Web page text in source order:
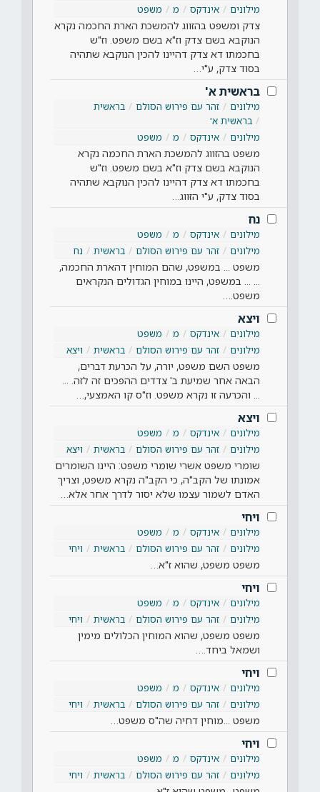
מילונים
אינדקס מ משפט
צדק ומשפט בהזווג להמשכת הארת החכמה נקרא
הנוקבא בשם צדק וז"א בשם משפט. וז"ש
בחכמתו דא צדק דהיינו להכין הנוקבא שתהיה
בסוד צדק, ע"י…
בראשית א'
מילונים זהר עם פירוש הסולם
בראשית
בראשית א'
מילונים
אינדקס מ משפט
משפט בהזווג להמשכת הארת החכמה נקרא
הנוקבא בשם צדק וז"א בשם משפט. וז"ש
בחכמתו דא צדק דהיינו להכין הנוקבא שתהיה
בסוד צדק, ע"י הזווג…
נח
מילונים אינדקס מ
משפט
מילונים
זהר עם פירוש הסולם בראשית נח
משפט ... במשפט, שהם המוחין דהארת החכמה,
... ... במשפט, היינו במוחין הגדולים הנקראים
משפט.…
ויצא
מילונים אינדקס מ
משפט
מילונים
זהר עם פירוש הסולם בראשית ויצא
משפט השם משפט, יורה, על הכרעת דברים,
הבאה אחר שמיעת ב' צדדים ההפכים זה לזה. ...
... והכרעה זו נקרא משפט. וז"ס קו האמצעי,…
ויצא
מילונים אינדקס מ
משפט
מילונים
זהר עם פירוש הסולם בראשית ויצא
שומרי משפט אשרי שומרי משפט: היינו השומרים
אמונתו של הקב"ה, כי הקב"ה נקרא משפט, וצריך
האדם לשמור עצמו שלא יסור לדרך אחר אלא…
ויחי
מילונים אינדקס מ
משפט
מילונים
זהר עם פירוש הסולם בראשית ויחי
משפט משפט, שהוא ז"א…
ויחי
מילונים אינדקס מ
משפט
מילונים
זהר עם פירוש הסולם בראשית ויחי
משפט משפט, שהוא המוחין הכלולים מימין
ושמאל ביחד.…
ויחי
מילונים אינדקס מ
משפט
מילונים
זהר עם פירוש הסולם בראשית ויחי
משפט ...מוחין דחיה שה"ס משפט…
ויחי
מילונים אינדקס מ
משפט
מילונים
זהר עם פירוש הסולם בראשית ויחי